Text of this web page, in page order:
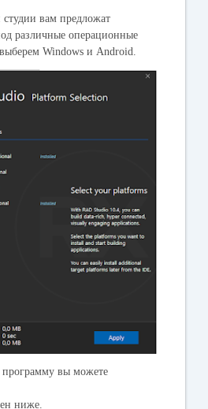
вам предложат
различные операционные
Windows и Android.
программу вы можете
ниже.